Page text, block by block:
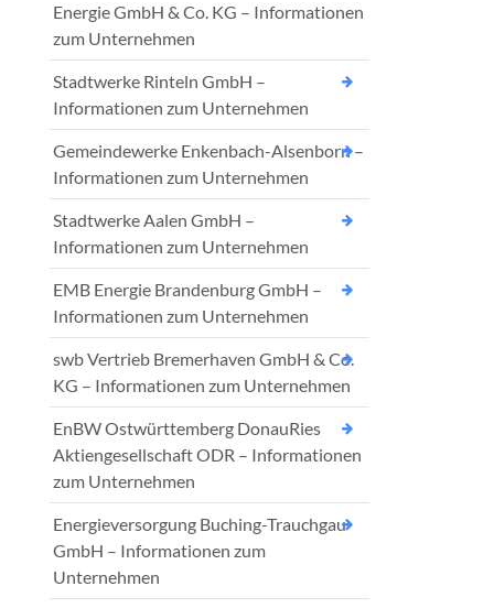
Energie GmbH & Co. KG – Informationen
zum Unternehmen
Stadtwerke Rinteln GmbH –
Informationen zum Unternehmen
Gemeindewerke Enkenbach-Alsenborn –
Informationen zum Unternehmen
Stadtwerke Aalen GmbH –
Informationen zum Unternehmen
EMB Energie Brandenburg GmbH –
Informationen zum Unternehmen
swb Vertrieb Bremerhaven GmbH & Co.
KG – Informationen zum Unternehmen
EnBW Ostwürttemberg DonauRies
Aktiengesellschaft ODR – Informationen
zum Unternehmen
Energieversorgung Buching-Trauchgau
GmbH – Informationen zum
Unternehmen